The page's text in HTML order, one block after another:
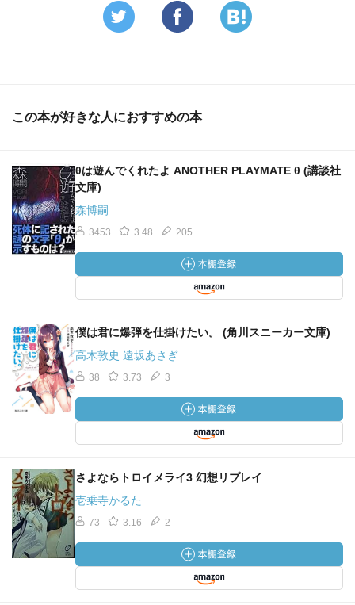
この本が好きな人におすすめの本
θは遊んでくれたよ ANOTHER PLAYMATE θ (講談社
文庫)
森博嗣
3453 3.48 205
僕は君に爆弾を仕掛けたい。 (角川スニーカー文庫)
高木敦史 遠坂あさぎ
38 3.73 3
さよならトロイメライ3 幻想リプレイ
壱乗寺かるた
73 3.16 2